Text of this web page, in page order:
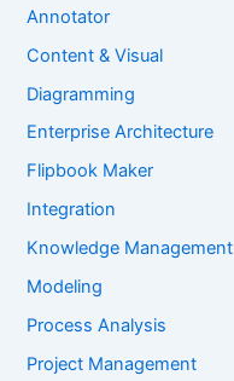
Annotator
Content & Visual
Diagramming
Enterprise Architecture
Flipbook Maker
Integration
Knowledge Management
Modeling
Process Analysis
Project Management